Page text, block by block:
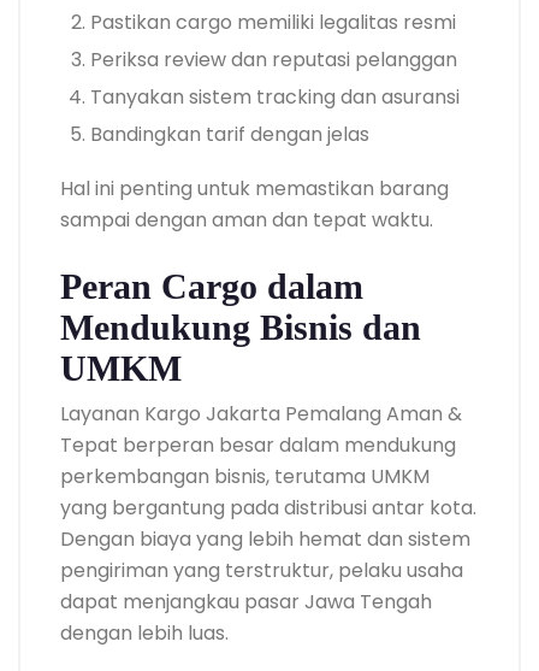
Pastikan cargo memiliki legalitas resmi
Periksa review dan reputasi pelanggan
Tanyakan sistem tracking dan asuransi
Bandingkan tarif dengan jelas
Hal ini penting untuk memastikan barang
sampai dengan aman dan tepat waktu.
Peran Cargo dalam
Mendukung Bisnis dan
UMKM
Layanan Kargo Jakarta Pemalang Aman &
Tepat berperan besar dalam mendukung
perkembangan bisnis, terutama UMKM
yang bergantung pada distribusi antar kota.
Dengan biaya yang lebih hemat dan sistem
pengiriman yang terstruktur, pelaku usaha
dapat menjangkau pasar Jawa Tengah
dengan lebih luas.